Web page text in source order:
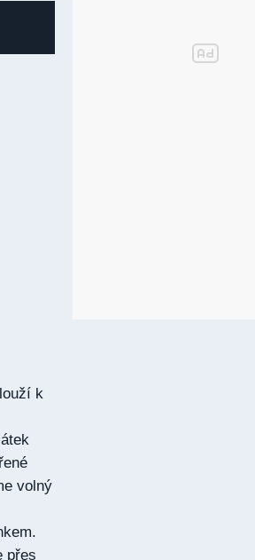
k
volný
přes